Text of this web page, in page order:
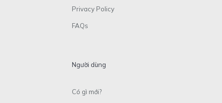
Privacy Policy
FAQs
Người dùng
Có gì mới?